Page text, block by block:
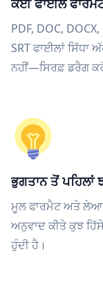
ਕਈ ਫਾਈਲ
PDF, DOC,
SRT ਫਾਈਲਾਂ ਸਿੱਧਾ
ਨਹੀਂ—ਸਿਰਫ਼ ਡਰੈਗ
ਭੁਗਤਾਨ ਤੋਂ ਪਹਿਲਾਂ
ਮੂਲ ਫਾਰਮੈਟ ਅਤੇ
ਅਨੁਵਾਦ ਕੀਤੇ ਕੁਝ
ਹੁੰਦੀ ਹੈ।